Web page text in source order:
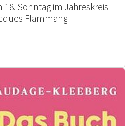
Sonntag im Jahreskreis
Flammang